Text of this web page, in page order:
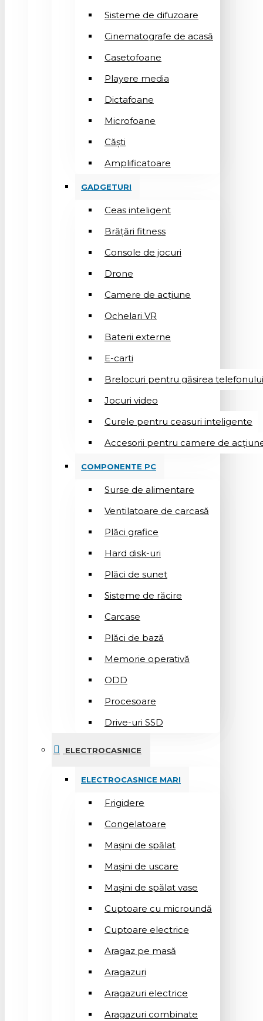
Sisteme de difuzoare
Cinematografe de acasă
Casetofoane
Playere media
Dictafoane
Microfoane
Căşti
Amplificatoare
GADGETURI
Ceas inteligent
Brățări fitness
Console de jocuri
Drone
Camere de acțiune
Ochelari VR
Baterii externe
E-carti
Brelocuri pentru găsirea telefonului
Jocuri video
Curele pentru ceasuri inteligente
Accesorii pentru camere de
COMPONENTE PC
Surse de alimentare
Ventilatoare de carcasă
Plăci grafice
Hard disk-uri
Plăci de sunet
Sisteme de răcire
Carcase
Plăci de bază
Memorie operativă
ODD
Procesoare
Drive-uri SSD
ELECTROCASNICE
ELECTROCASNICE MARI
Frigidere
Congelatoare
Mașini de spălat
Mașini de uscare
Mașini de spălat vase
Cuptoare cu microundă
Cuptoare electrice
Aragaz pe masă
Aragazuri
Aragazuri electrice
Aragazuri combinate